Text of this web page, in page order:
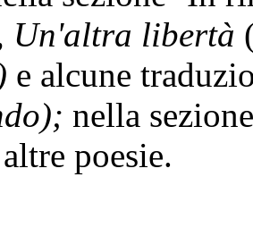
Un'altra libertà
e alcune
nella
poesie.